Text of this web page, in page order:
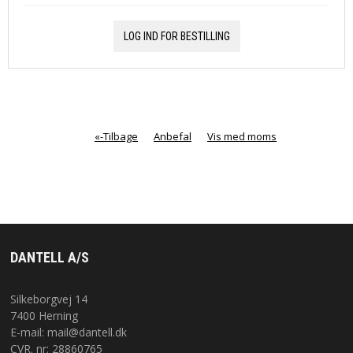
LOG IND FOR BESTILLING
«-Tilbage Anbefal Vis med moms
DANTELL A/S
Silkeborgvej 14
7400 Herning
E-mail: mail@dantell.dk
CVR. nr: 28860765